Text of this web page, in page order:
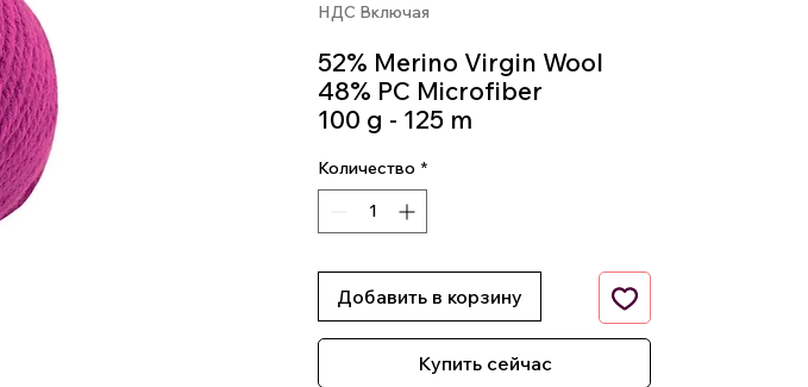
НДС Включая
52% Merino Virgin Wool
48% PC Microfiber
100 g - 125 m
6.5m
Colour 486
Количество *
Добавить в корзину
Купить сейчас